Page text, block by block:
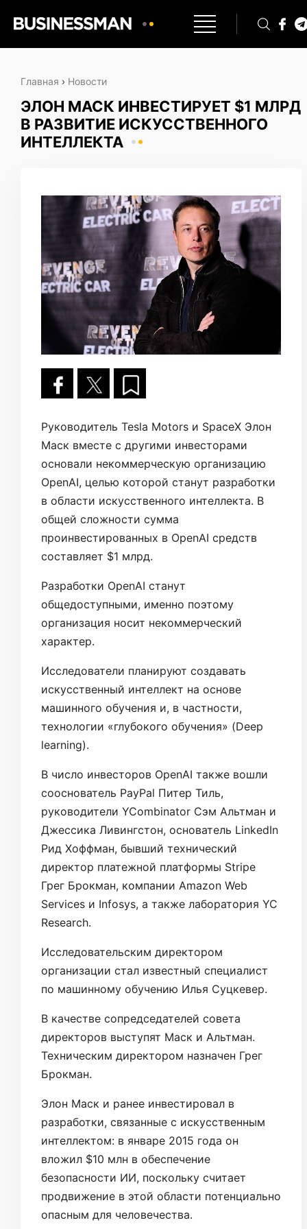
Главная › Новости
ЭЛОН МАСК ИНВЕСТИРУЕТ $1 МЛРД
В РАЗВИТИЕ ИСКУССТВЕННОГО
ИНТЕЛЛЕКТА
Руководитель Tesla Motors и SpaceX Элон
Маск вместе с другими инвесторами
основали некоммерческую организацию
OpenAI, целью которой станут разработки
в области искусственного интеллекта. В
общей сложности сумма
проинвестированных в OpenAI средств
составляет $1 млрд.
Разработки OpenAI станут
общедоступными, именно поэтому
организация носит некоммерческий
характер.
Исследователи планируют создавать
искусственный интеллект на основе
машинного обучения и, в частности,
технологии «глубокого обучения» (Deep
learning).
В число инвесторов OpenAI также вошли
сооснователь PayPal Питер Тиль,
руководители YCombinator Сэм Альтман и
Джессика Ливингстон, основатель LinkedIn
Рид Хоффман, бывший технический
директор платежной платформы Stripe
Грег Брокман, компании Amazon Web
Services и Infosys, а также лаборатория YC
Research.
Исследовательским директором
организации стал известный специалист
по машинному обучению Илья Суцкевер.
В качестве сопредседателей совета
директоров выступят Маск и Альтман.
Техническим директором назначен Грег
Брокман.
Элон Маск и ранее инвестировал в
разработки, связанные с искусственным
интеллектом: в январе 2015 года он
вложил $10 млн в обеспечение
безопасности ИИ, поскольку считает
продвижение в этой области потенциально
опасным для человечества.